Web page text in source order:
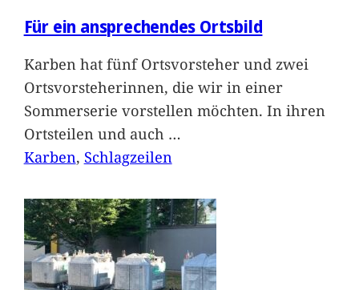
Für ein ansprechendes Ortsbild
Karben hat fünf Ortsvorsteher und zwei
Ortsvorsteherinnen, die wir in einer
Sommerserie vorstellen möchten. In ihren
Ortsteilen und auch …
Karben, Schlagzeilen